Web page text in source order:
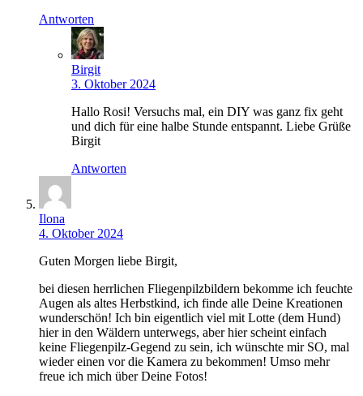
Antworten
Birgit
3. Oktober 2024
Hallo Rosi! Versuchs mal, ein DIY was ganz fix geht
und dich für eine halbe Stunde entspannt. Liebe Grüße
Birgit
Antworten
Ilona
4. Oktober 2024
Guten Morgen liebe Birgit,
bei diesen herrlichen Fliegenpilzbildern bekomme ich feuchte
Augen als altes Herbstkind, ich finde alle Deine Kreationen
wunderschön! Ich bin eigentlich viel mit Lotte (dem Hund)
hier in den Wäldern unterwegs, aber hier scheint einfach
keine Fliegenpilz-Gegend zu sein, ich wünschte mir SO, mal
wieder einen vor die Kamera zu bekommen! Umso mehr
freue ich mich über Deine Fotos!